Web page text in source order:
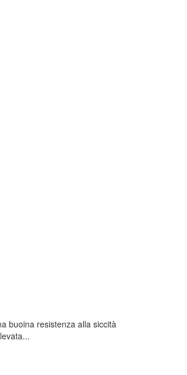
buoina resistenza alla siccità